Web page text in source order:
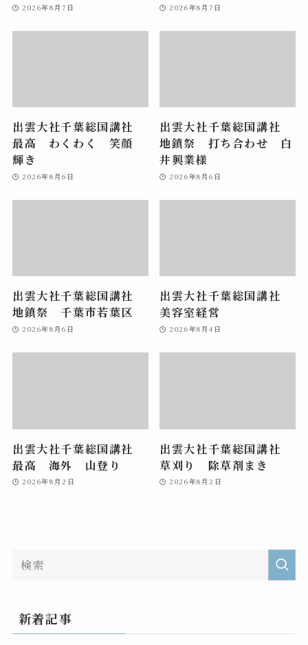
2026年8月7日 2026年8月7日
出雲大社千葉総国講社
最高 わくわく 笑顔
輝き
2026年8月6日
出雲大社千葉総国講社
地鎮祭 打ち合わせ 白
井興業様
2026年8月6日
出雲大社千葉総国講社
地鎮祭 千葉市若葉区
2026年8月6日
出雲大社千葉総国講社
美容室経営
2026年8月4日
出雲大社千葉総国講社
最高 海外 山登り
2026年8月2日
出雲大社千葉総国講社
草刈り 除草剤まき
2026年8月2日
新着記事